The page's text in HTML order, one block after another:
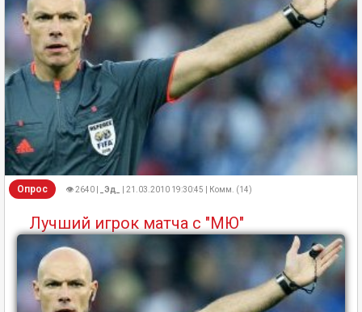
Опрос 👁 2640 | _Эд_ | 21.03.2010 19:30:45 | Комм. (14)
Лучший игрок матча с "МЮ"